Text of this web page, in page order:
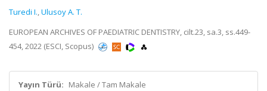
Turedi I.,Ulusoy A. T.
EUROPEAN ARCHIVES OF PAEDIATRIC DENTISTRY, cilt.23, sa.3, ss.449-
454, 2022 (ESCI, Scopus)
Yayın Türü: Makale / Tam Makale